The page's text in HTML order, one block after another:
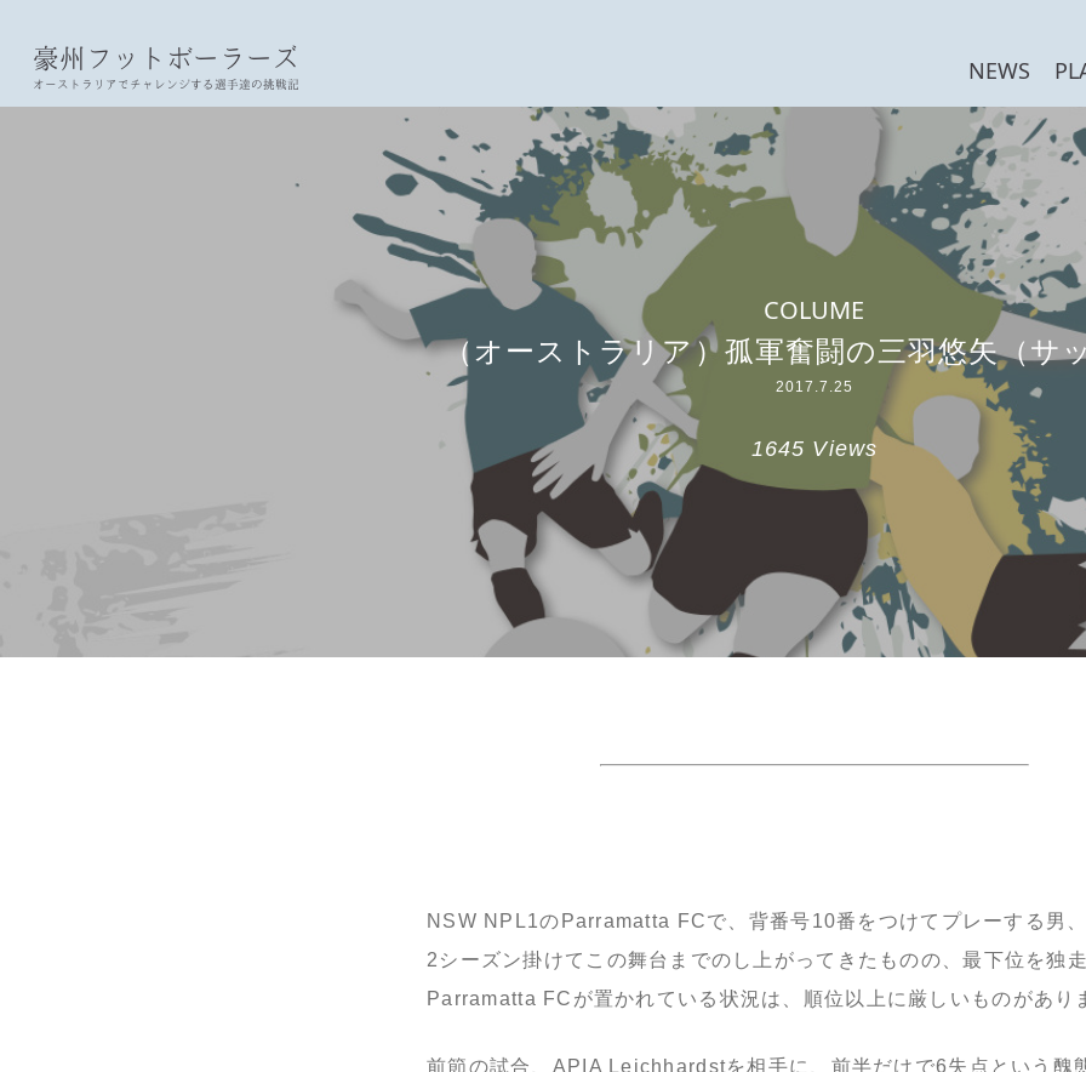
豪州フットボーラーズ
オーストラリアでチャレンジする選手達の挑戦記 NEWS
COLUME
（オーストラリア）孤軍奮闘の三羽悠矢（サ
2017.7.25
1645 Views
NSW NPL1のParramatta FCで、背番号10番をつけてプレーする男
2シーズン掛けてこの舞台までのし上がってきたものの、最下位を独
Parramatta FCが置かれている状況は、順位以上に厳しいものがあり
前節の試合、APIA Leichhardstを相手に、前半だけで6失点という醜